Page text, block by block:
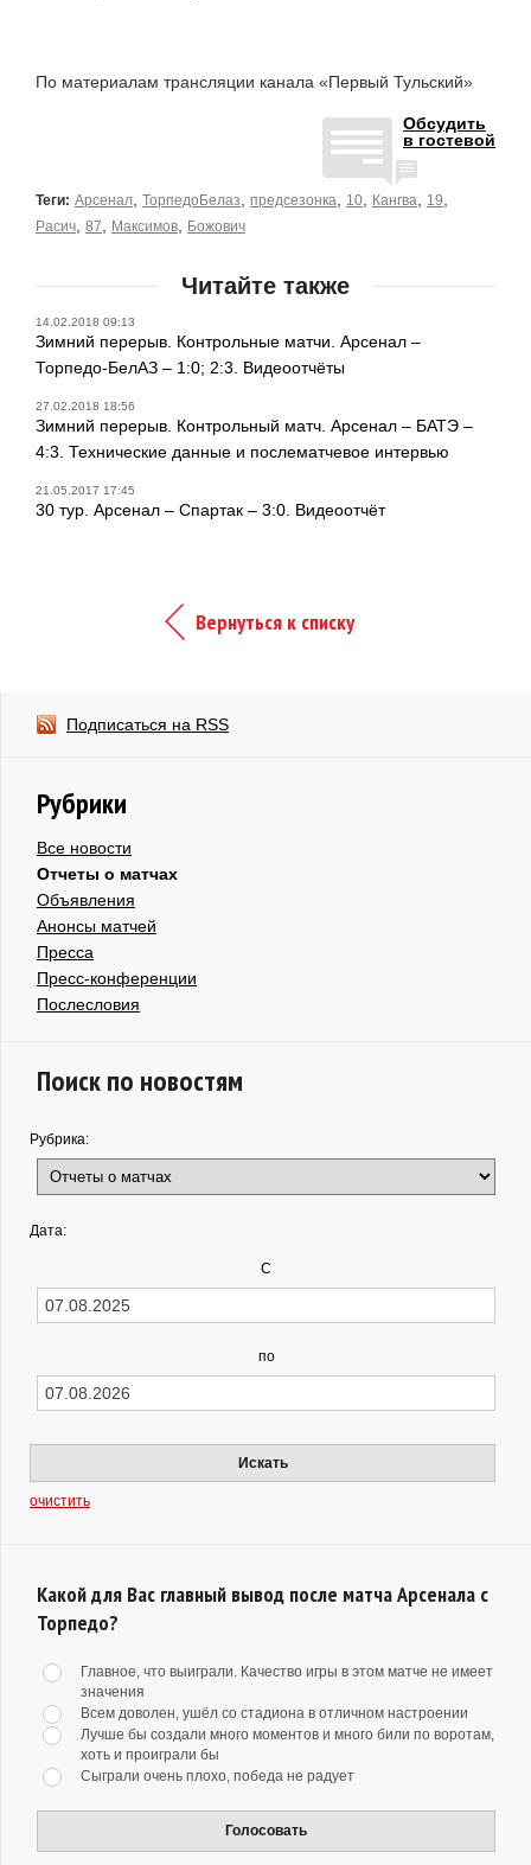
По материалам трансляции канала «Первый Тульский»
Обсудить
в гостевой
Теги: Арсенал ТорпедоБелаз предсезонка 10 Кангва 19
Расич 87 Максимов Божович
Читайте также
14.02.2018 09:13
Зимний перерыв. Контрольные матчи. Арсенал –
Торпедо-БелАЗ – 1:0; 2:3. Видеоотчёты
27.02.2018 18:56
Зимний перерыв. Контрольный матч. Арсенал – БАТЭ –
4:3. Технические данные и послематчевое интервью
21.05.2017 17:45
30 тур. Арсенал – Спартак – 3:0. Видеоотчёт
Вернуться к списку
Подписаться на RSS
Рубрики
Все новости
Отчеты о матчах
Объявления
Анонсы матчей
Пресса
Пресс-конференции
Послесловия
Поиск по новостям
Рубрика:
Дата:
С
по
Искать
очистить
Какой для Вас главный вывод после матча Арсенала с
Торпедо?
Главное, что выиграли. Качество игры в этом матче не имеет
значения
Всем доволен, ушёл со стадиона в отличном настроении
Лучше бы создали много моментов и много били по воротам,
хоть и проиграли бы
Сыграли очень плохо, победа не радует
Голосовать